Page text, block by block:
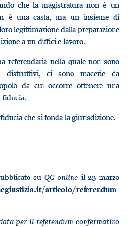
che la magistratura non è un
è una casta, ma un insieme di
legittimazione dalla preparazione
a un difficile lavoro.
referendaria nella quale non sono
distruttivi, ci sono macerie da
da cui occorre ottenere una
fiducia.
che si fonda la giurisdizione.
su QG online il 23 marzo
articolo/referendum-
per il referendum confermativo